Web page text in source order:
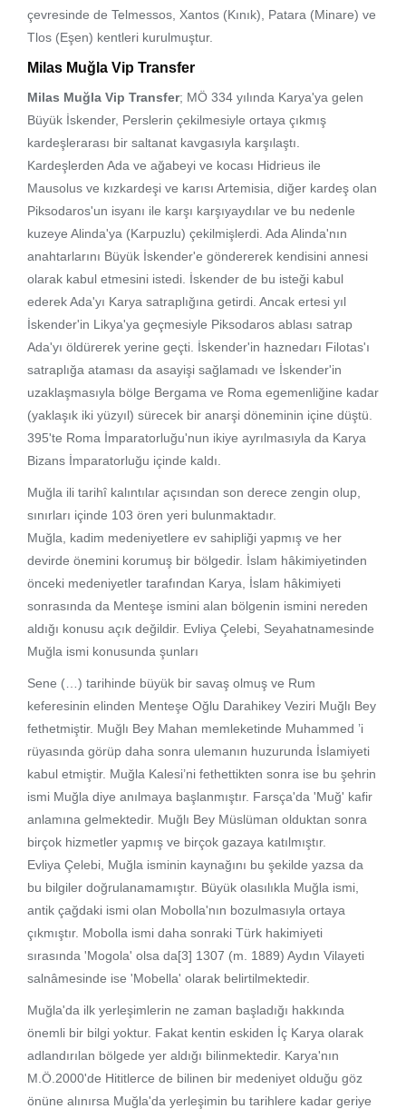
çevresinde de Telmessos, Xantos (Kınık), Patara (Minare) ve
Tlos (Eşen) kentleri kurulmuştur.
Milas Muğla Vip Transfer
Milas Muğla Vip Transfer; MÖ 334 yılında Karya'ya gelen
Büyük İskender, Perslerin çekilmesiyle ortaya çıkmış
kardeşlerarası bir saltanat kavgasıyla karşılaştı.
Kardeşlerden Ada ve ağabeyi ve kocası Hidrieus ile
Mausolus ve kızkardeşi ve karısı Artemisia, diğer kardeş olan
Piksodaros'un isyanı ile karşı karşıyaydılar ve bu nedenle
kuzeye Alinda'ya (Karpuzlu) çekilmişlerdi. Ada Alinda'nın
anahtarlarını Büyük İskender'e göndererek kendisini annesi
olarak kabul etmesini istedi. İskender de bu isteği kabul
ederek Ada'yı Karya satraplığına getirdi. Ancak ertesi yıl
İskender'in Likya'ya geçmesiyle Piksodaros ablası satrap
Ada'yı öldürerek yerine geçti. İskender'in haznedarı Filotas'ı
satraplığa ataması da asayişi sağlamadı ve İskender'in
uzaklaşmasıyla bölge Bergama ve Roma egemenliğine kadar
(yaklaşık iki yüzyıl) sürecek bir anarşi döneminin içine düştü.
395'te Roma İmparatorluğu'nun ikiye ayrılmasıyla da Karya
Bizans İmparatorluğu içinde kaldı.
Muğla ili tarihî kalıntılar açısından son derece zengin olup,
sınırları içinde 103 ören yeri bulunmaktadır.
Muğla, kadim medeniyetlere ev sahipliği yapmış ve her
devirde önemini korumuş bir bölgedir. İslam hâkimiyetinden
önceki medeniyetler tarafından Karya, İslam hâkimiyeti
sonrasında da Menteşe ismini alan bölgenin ismini nereden
aldığı konusu açık değildir. Evliya Çelebi, Seyahatnamesinde
Muğla ismi konusunda şunları
Sene (…) tarihinde büyük bir savaş olmuş ve Rum
keferesinin elinden Menteşe Oğlu Darahikey Veziri Muğlı Bey
fethetmiştir. Muğlı Bey Mahan memleketinde Muhammed ’i
rüyasında görüp daha sonra ulemanın huzurunda İslamiyeti
kabul etmiştir. Muğla Kalesi’ni fethettikten sonra ise bu şehrin
ismi Muğla diye anılmaya başlanmıştır. Farsça'da 'Muğ' kafir
anlamına gelmektedir. Muğlı Bey Müslüman olduktan sonra
birçok hizmetler yapmış ve birçok gazaya katılmıştır.
Evliya Çelebi, Muğla isminin kaynağını bu şekilde yazsa da
bu bilgiler doğrulanamamıştır. Büyük olasılıkla Muğla ismi,
antik çağdaki ismi olan Mobolla'nın bozulmasıyla ortaya
çıkmıştır. Mobolla ismi daha sonraki Türk hakimiyeti
sırasında 'Mogola' olsa da[3] 1307 (m. 1889) Aydın Vilayeti
salnâmesinde ise 'Mobella' olarak belirtilmektedir.
Muğla'da ilk yerleşimlerin ne zaman başladığı hakkında
önemli bir bilgi yoktur. Fakat kentin eskiden İç Karya olarak
adlandırılan bölgede yer aldığı bilinmektedir. Karya'nın
M.Ö.2000'de Hititlerce de bilinen bir medeniyet olduğu göz
önüne alınırsa Muğla'da yerleşimin bu tarihlere kadar geriye